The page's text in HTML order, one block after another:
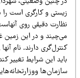
و کارگری است را به
دقیقی روی آنهاست و نه
و در این زمین غیر
دارند. نام آنها را
این شرایط تغییر کند و
ووزارتخانه‌هایی که